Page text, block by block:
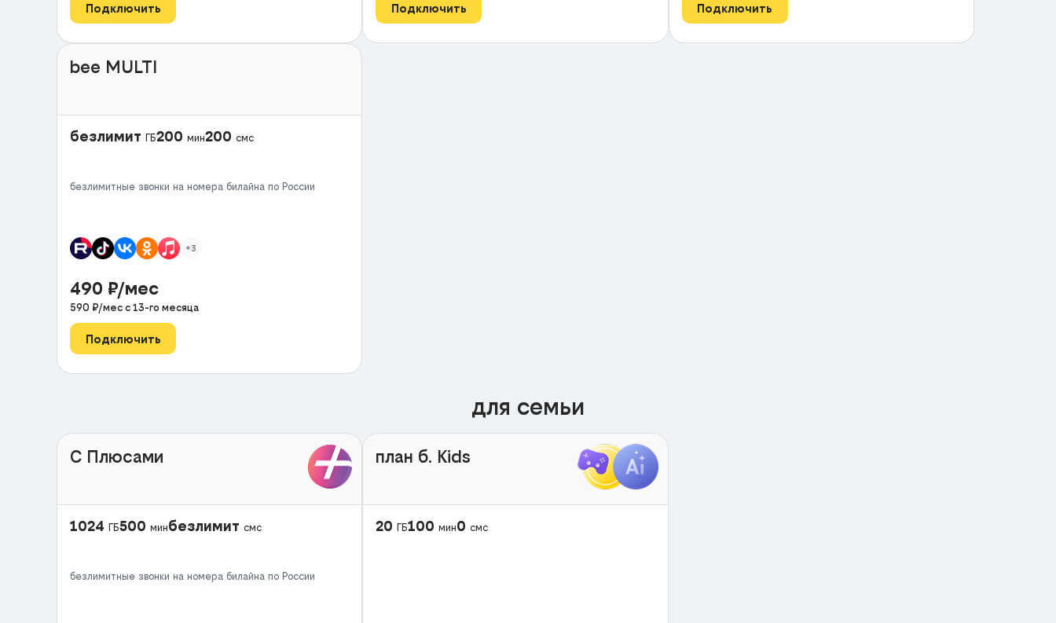
Подключить Подключить Подключить
bee MULTI
безлимит ГБ200 мин200 смс
безлимитные звонки на номера билайна по России
+3
490 ₽/мес
590 ₽/мес с 13-го месяца
Подключить
для семьи
С Плюсами
1024 ГБ500 минбезлимит смс
безлимитные звонки на номера билайна по России
план б. Kids
20 ГБ100 мин0 смс